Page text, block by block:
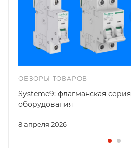
ОБЗОРЫ ТОВАРОВ
8 апреля 2026
Systeme9: флагманская
оборудования